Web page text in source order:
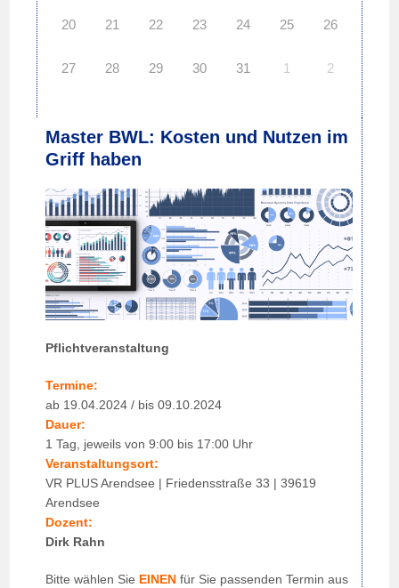
20 21 22 23 24 25 26
27 28 29 30 31 1 2
Master BWL: Kosten und Nutzen im
Griff haben
Pflichtveranstaltung
Termine:
ab 19.04.2024 / bis 09.10.2024
Dauer:
1 Tag, jeweils von 9:00 bis 17:00 Uhr
Veranstaltungsort:
VR PLUS Arendsee | Friedensstraße 33 | 39619
Arendsee
Dozent:
Dirk Rahn
Bitte wählen Sie EINEN für Sie passenden Termin aus